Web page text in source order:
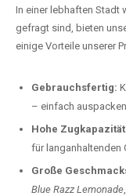
In einer lebhaften Stadt
gefragt sind, bieten
einige Vorteile unserer
Gebrauchsfertig:
– einfach
Hohe
für langanhaltenden
Große
Blue Razz Lemonade,